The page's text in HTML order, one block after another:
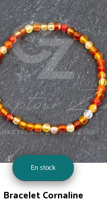
En stock
Bracelet Cornaline